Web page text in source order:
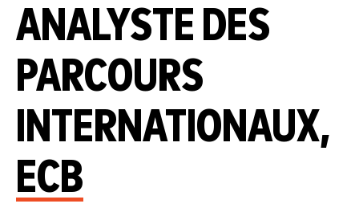
ANALYSTE DES
PARCOURS
INTERNATIONAUX,
ECB